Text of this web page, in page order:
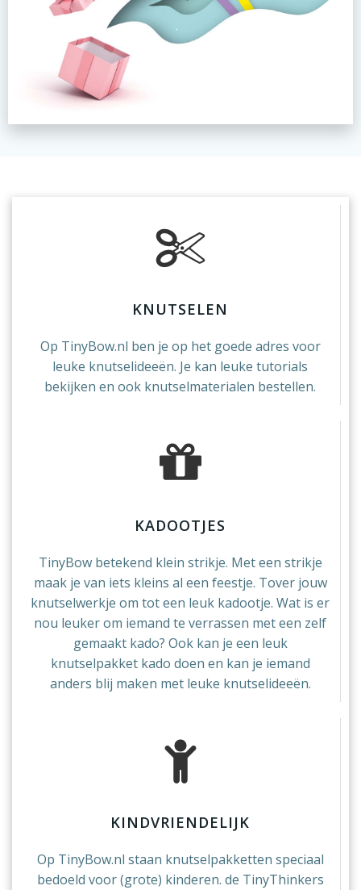
KNUTSELEN
Op TinyBow.nl ben je op het goede adres voor
leuke knutselideeën. Je kan leuke tutorials
bekijken en ook knutselmaterialen bestellen.
KADOOTJES
TinyBow betekend klein strikje. Met een strikje
maak je van iets kleins al een feestje. Tover jouw
knutselwerkje om tot een leuk kadootje. Wat is er
nou leuker om iemand te verrassen met een zelf
gemaakt kado? Ook kan je een leuk
knutselpakket kado doen en kan je iemand
anders blij maken met leuke knutselideeën.
KINDVRIENDELIJK
Op TinyBow.nl staan knutselpakketten speciaal
bedoeld voor (grote) kinderen. de TinyThinkers